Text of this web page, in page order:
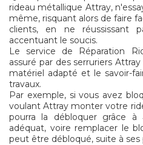
rideau métallique Attray,
même, risquant alors de faire
clients, en ne réussissant
accentuant le soucis.
Le service de Réparation
assuré par des serruriers
matériel adapté et le savoir-
travaux.
Par exemple, si vous avez
voulant Attray monter votre
pourra la débloquer grâce
adéquat, voire remplacer le
peut être débloqué, suite à ses